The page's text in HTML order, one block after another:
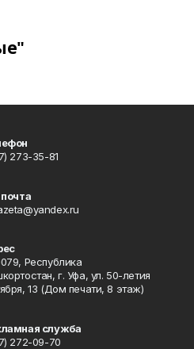
273-35-81
Республика
г. Уфа, ул. 50-летия
13 (Дом печати, 8 этаж)
служба
272-09-70